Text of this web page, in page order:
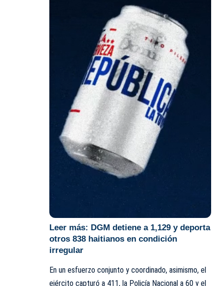
Leer más: DGM detiene a 1,129 y deporta
otros 838 haitianos en condición
irregular
En un esfuerzo conjunto y coordinado, asimismo, el
ejército capturó a 411, la Policía Nacional a 60 y el